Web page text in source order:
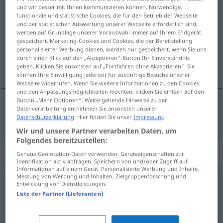
lohnendadj
Übersicht aller Übersetzungen
(Für mehr Details die Übersetzung anklicken/antippen)
lönande, lönsam
lönande,lönsam lohnend
Synonyme für "lohnend"
rosig (ugs.),aussichtsreich,
und wir besser mit Ihnen kommunizieren können. Notwendige,
funktionale und statistische Cookies, die für den Betrieb der Webseite
und der statistischen Auswertung unserer Webseite erforderlich sind,
werden auf Grundlage unserer Vorauswahl immer auf Ihrem Endgerät
gespeichert. Marketing-Cookies und Cookies, die der Bereitstellung
personalisierter Werbung dienen, werden nur gespeichert, wenn Sie uns
durch einen Klick auf den „Akzeptieren“-Button Ihr Einverständnis
geben. Klicken Sie ansonsten auf „Fortfahren ohne Akzeptieren“. Sie
können Ihre Einwilligung jederzeit für zukünftige Besuche unserer
Webseite widerrufen. Wenn Sie weitere Informationen zu den Cookies
und den Anpassungsmöglichkeiten möchten, klicken Sie einfach auf den
Button „Mehr Optionen“. Weitergehende Hinweise zu der
Datenverarbeitung entnehmen Sie ansonsten unserer
Datenschutzerklärung. Hier finden Sie unserImpressum.
Wir und unsere Partner verarbeiten Daten, um
Folgendes bereitzustellen:
Genaue Geolocation-Daten verwenden. Geräteeigenschaften zur
Identifikation aktiv abfragen. Speichern von und/oder Zugriff auf
Informationen auf einem Gerät. Personalisierte Werbung und Inhalte,
Messung von Werbung und Inhalten, Zielgruppenforschung und
Entwicklung von Dienstleistungen.
Liste der Partner (Lieferanten)